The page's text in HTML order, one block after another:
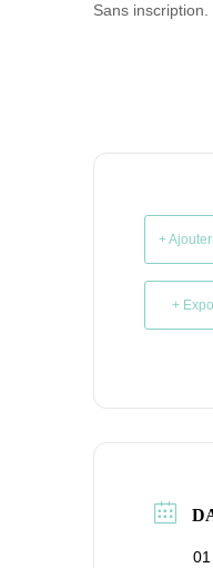
Sans inscription.
+
+